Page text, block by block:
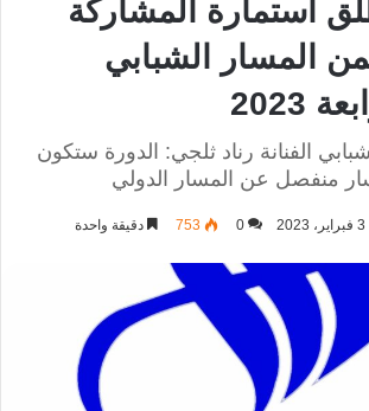
استمارة المشاركة
المسار الشبابي
2023
الفنانة رناد ثلجي: الدورة ستكون
منفصل عن المسار الدولي
3 فبراير، 2023 0
753 دقيقة واحدة